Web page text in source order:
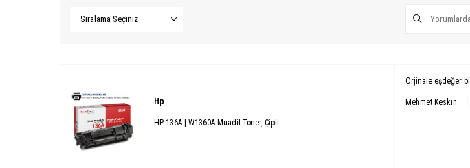
Hp
HP 136A | W1360A Muadil Toner, Çipli
Orjinale eşdeğer
Mehmet Keskin